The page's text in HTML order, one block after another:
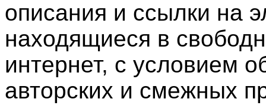
описания и ссылки на
находящиеся в
интернет, с условием
авторских и смежных